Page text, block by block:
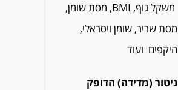
משקל גוף, BMI, מסת שומן,
מסת שריר, שומן ויסראלי,
היקפים ועוד
ניטור (מדידה) הדופק